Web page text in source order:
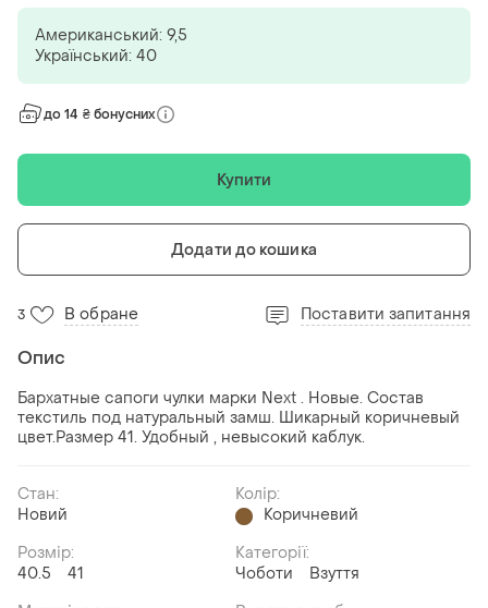
Американський: 9,5
Український: 40
до 14 ₴ бонусних
Купити
Додати до кошика
3 В обране Поставити запитання
Опис
Бархатные сапоги чулки марки Next . Новые. Состав
текстиль под натуральный замш. Шикарный коричневый
цвет.Размер 41. Удобный , невысокий каблук.
Стан:
Новий
Колір:
Коричневий
Розмір:
40.5
41
Категорії:
Чоботи
Взуття